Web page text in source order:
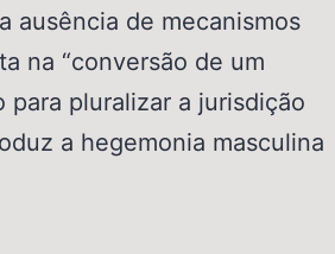
ausência de mecanismos
na “conversão de um
para pluralizar a jurisdição
a hegemonia masculina